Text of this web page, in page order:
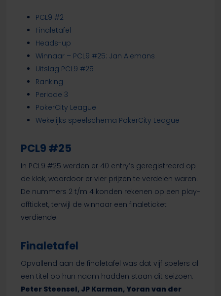
PCL9 #2
Finaletafel
Heads-up
Winnaar – PCL9 #25: Jan Alemans
Uitslag PCL9 #25
Ranking
Periode 3
PokerCity League
Wekelijks speelschema PokerCity League
PCL9 #25
In PCL9 #25 werden er 40 entry’s geregistreerd op
de klok, waardoor er vier prijzen te verdelen waren.
De nummers 2 t/m 4 konden rekenen op een play-
offticket, terwijl de winnaar een finaleticket
verdiende.
Finaletafel
Opvallend aan de finaletafel was dat vijf spelers al
een titel op hun naam hadden staan dit seizoen.
Peter Steensel, JP Karman, Yoran van der